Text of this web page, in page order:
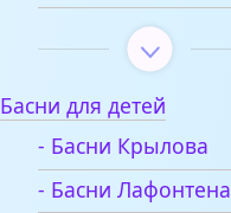
Басни для детей
- Басни Крылова
- Басни Лафонтена